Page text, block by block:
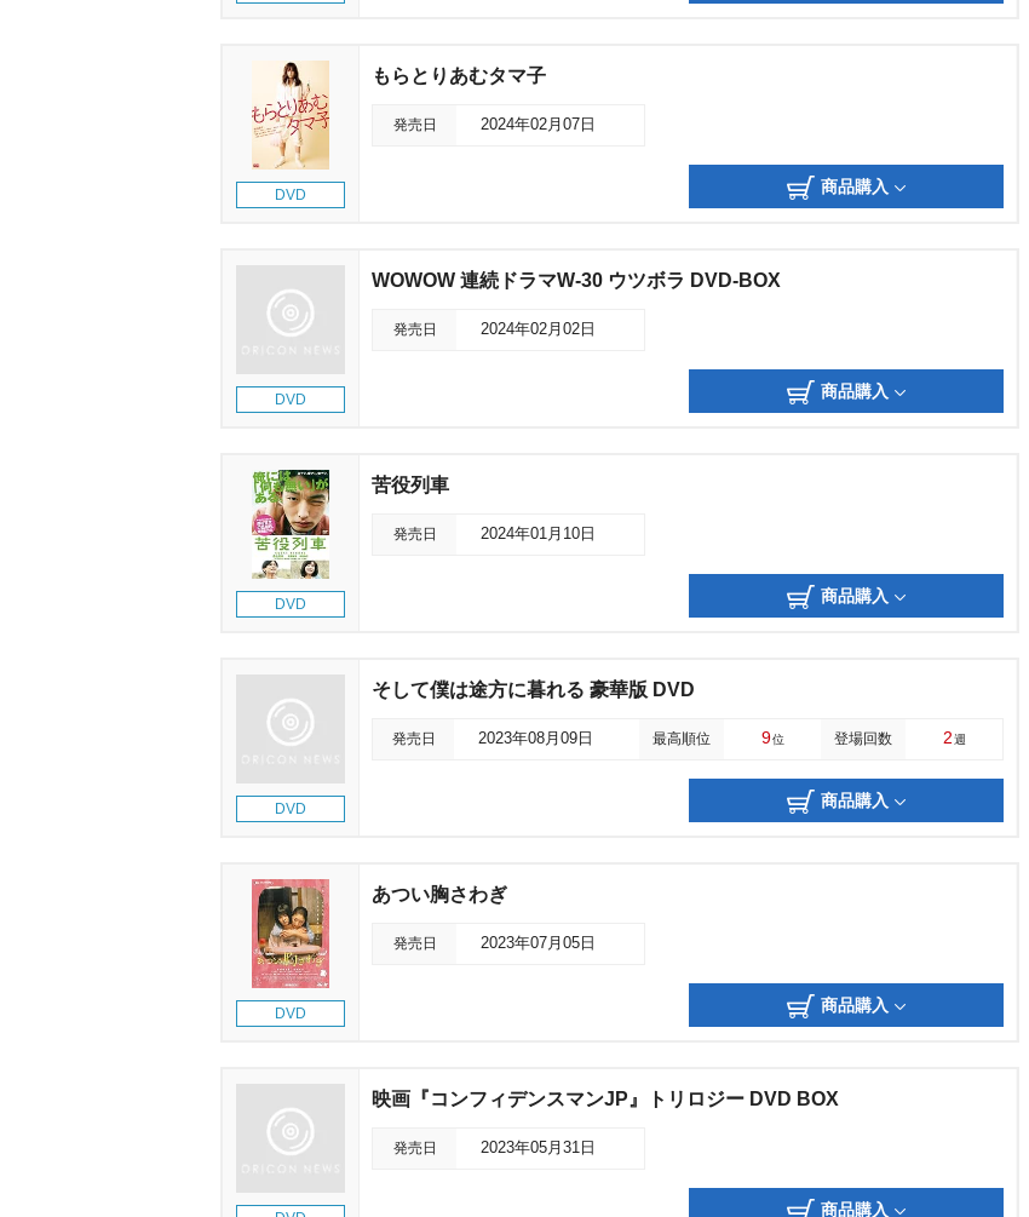
DVD
もらとりあむタマ子
発売日 2024年02月07日
商品購入
DVD
WOWOW 連続ドラマW-30 ウツボラ DVD-BOX
発売日 2024年02月02日
商品購入
DVD
苦役列車
発売日 2024年01月10日
商品購入
DVD
そして僕は途方に暮れる 豪華版 DVD
発売日 2023年08月09日 最高順位 9位 登場回数 2週
商品購入
DVD
あつい胸さわぎ
発売日 2023年07月05日
商品購入
映画『コンフィデンスマンJP』トリロジー DVD BOX
発売日 2023年05月31日
商品購入